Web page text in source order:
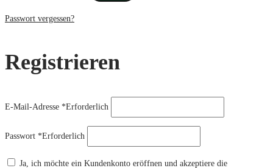
Passwort vergessen?
Registrieren
E-Mail-Adresse *Erforderlich
Passwort *Erforderlich
Ja, ich möchte ein Kundenkonto eröffnen und akzeptiere die